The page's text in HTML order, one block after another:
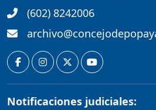
(602) 8242006
Notificaciones judiciales: